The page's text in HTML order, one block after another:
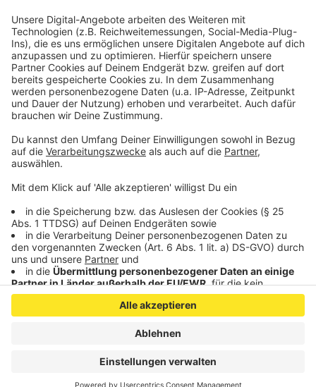
Straftaten verhindern und wenn nötig, konsequent
verfolgen, so die Aachener Polizei. Im Vorfeld
angemeldete Versammlungen will sie im Rahmen
des Versammlungs- und Demonstrationsrechtes
schützen.
Veröffentlicht:Montag, 18.01.2021 11:11
Anzeige
Anzeige